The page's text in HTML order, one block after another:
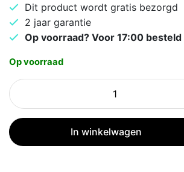
Dit product wordt gratis bezorgd
2 jaar garantie
Op voorraad? Voor 17:00
Op voorraad
Apple
iPhone
256GB
Mist
In winkelwagen